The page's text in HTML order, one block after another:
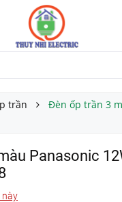
trần
Đèn ốp trần 3
Panasonic
này